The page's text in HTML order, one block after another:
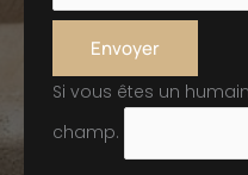
Envoyer
Si vous êtes un
champ.